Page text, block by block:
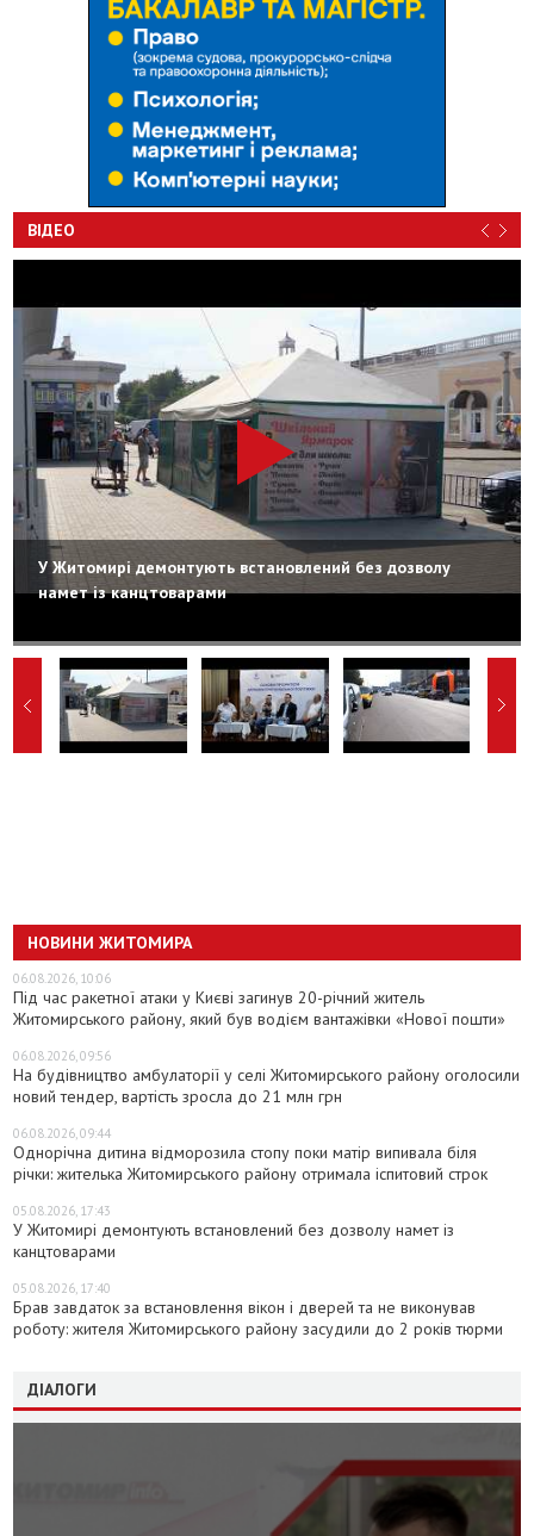
ВІДЕО
У Житомирі демонтують встановлений без дозволу
намет із канцтоварами
НОВИНИ ЖИТОМИРА
06.08.2026, 10:06
Під час ракетної атаки у Києві загинув 20-річний житель
Житомирського району, який був водієм вантажівки «Нової пошти»
06.08.2026, 09:56
На будівництво амбулаторії у селі Житомирського району оголосили
новий тендер, вартість зросла до 21 млн грн
06.08.2026, 09:44
Однорічна дитина відморозила стопу поки матір випивала біля
річки: жителька Житомирського району отримала іспитовий строк
05.08.2026, 17:43
У Житомирі демонтують встановлений без дозволу намет із
канцтоварами
05.08.2026, 17:40
Брав завдаток за встановлення вікон і дверей та не виконував
роботу: жителя Житомирського району засудили до 2 років тюрми
ДІАЛОГИ